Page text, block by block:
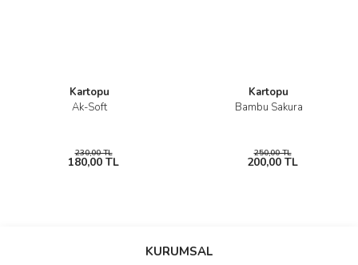
Kartopu
Ak-Soft
230,00 TL
180,00 TL
Kartopu
Bambu Sakura
250,00 TL
200,00 TL
KURUMSAL